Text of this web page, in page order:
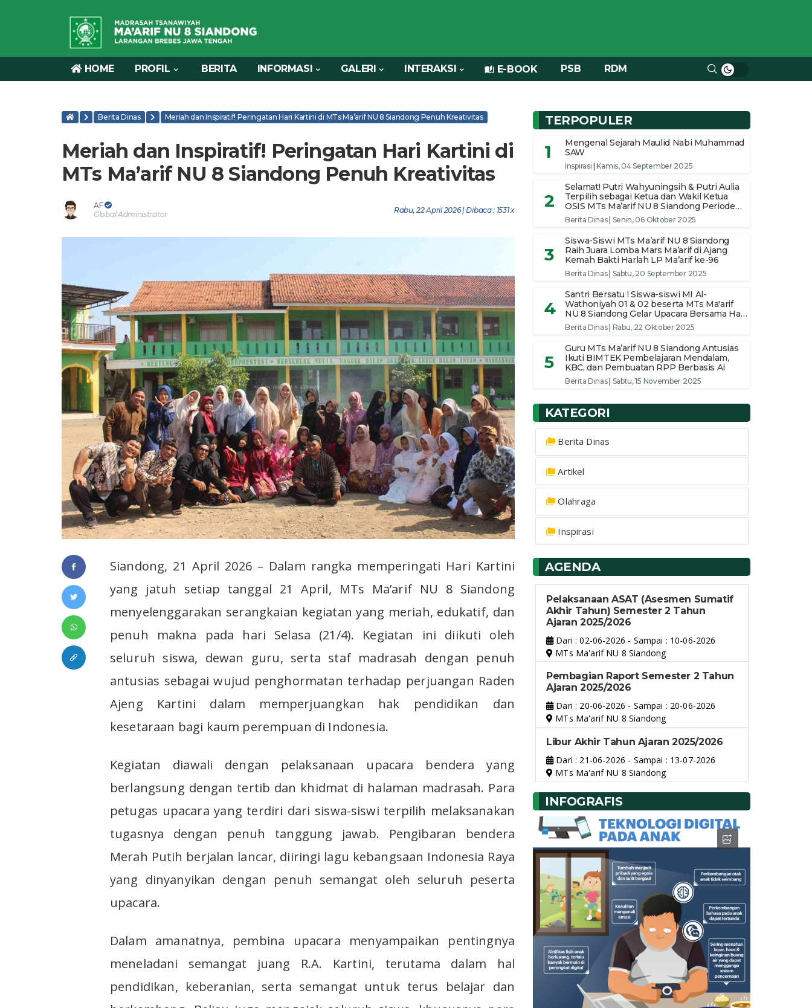
HOME PROFIL BERITA INFORMASI GALERI INTERAKSI E-BOOK PSB RDM
Berita Dinas Meriah dan Inspiratif! Peringatan Hari Kartini di MTs Ma’arif NU 8 Siandong Penuh Kreativitas
Meriah dan Inspiratif! Peringatan Hari Kartini di
MTs Ma’arif NU 8 Siandong Penuh Kreativitas
AF
Global Administrator
Rabu, 22 April 2026 | Dibaca : 1531 x
Siandong, 21 April 2026 – Dalam rangka memperingati Hari Kartini
yang jatuh setiap tanggal 21 April, MTs Ma’arif NU 8 Siandong
menyelenggarakan serangkaian kegiatan yang meriah, edukatif, dan
penuh makna pada hari Selasa (21/4). Kegiatan ini diikuti oleh
seluruh siswa, dewan guru, serta staf madrasah dengan penuh
antusias sebagai wujud penghormatan terhadap perjuangan Raden
Ajeng Kartini dalam memperjuangkan hak pendidikan dan
kesetaraan bagi kaum perempuan di Indonesia.
Kegiatan diawali dengan pelaksanaan upacara bendera yang
berlangsung dengan tertib dan khidmat di halaman madrasah. Para
petugas upacara yang terdiri dari siswa-siswi terpilih melaksanakan
tugasnya dengan penuh tanggung jawab. Pengibaran bendera
Merah Putih berjalan lancar, diiringi lagu kebangsaan Indonesia Raya
yang dinyanyikan dengan penuh semangat oleh seluruh peserta
upacara.
Dalam amanatnya, pembina upacara menyampaikan pentingnya
meneladani semangat juang R.A. Kartini, terutama dalam hal
pendidikan, keberanian, serta semangat untuk terus belajar dan
TERPOPULER
1
Mengenal Sejarah Maulid Nabi Muhammad
SAW
Inspirasi |Kamis, 04 September 2025
2
Selamat! Putri Wahyuningsih & Putri Aulia
Terpilih sebagai Ketua dan Wakil Ketua
OSIS MTs Ma’arif NU 8 Siandong Periode
2025/2026
Berita Dinas Senin, 06 Oktober 2025
3
Siswa-Siswi MTs Ma’arif NU 8 Siandong
Raih Juara Lomba Mars Ma’arif di Ajang
Kemah Bakti Harlah LP Ma’arif ke-96
Berita Dinas Sabtu, 20 September 2025
4
Santri Bersatu ! Siswa-siswi MI Al-
Wathoniyah 01 & 02 beserta MTs Ma'arif
NU 8 Siandong Gelar Upacara Bersama Hari
Santri Nasional 2025 Di pimpin Ketua
Yayasan
Berita Dinas Rabu, 22 Oktober 2025
5
Guru MTs Ma’arif NU 8 Siandong Antusias
Ikuti BIMTEK Pembelajaran Mendalam,
KBC, dan Pembuatan RPP Berbasis AI
Berita Dinas Sabtu, 15 November 2025
KATEGORI
Berita Dinas
Artikel
Olahraga
Inspirasi
AGENDA
Pelaksanaan ASAT (Asesmen Sumatif
Akhir Tahun) Semester 2 Tahun
Ajaran 2025/2026
Dari : 02-06-2026 - Sampai : 10-06-2026
MTs Ma'arif NU 8 Siandong
Pembagian Raport Semester 2 Tahun
Ajaran 2025/2026
Dari : 20-06-2026 - Sampai : 20-06-2026
MTs Ma'arif NU 8 Siandong
Libur Akhir Tahun Ajaran 2025/2026
Dari : 21-06-2026 - Sampai : 13-07-2026
MTs Ma'arif NU 8 Siandong
INFOGRAFIS